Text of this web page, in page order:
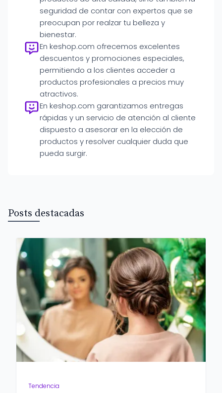
seguridad de contar con expertos que se
preocupan por realzar tu belleza y
bienestar.
En keshop.com ofrecemos excelentes
descuentos y promociones especiales,
permitiendo a los clientes acceder a
productos profesionales a precios muy
atractivos.
En keshop.com garantizamos entregas
rápidas y un servicio de atención al cliente
dispuesto a asesorar en la elección de
productos y resolver cualquier duda que
pueda surgir.
Posts destacadas
Tendencia